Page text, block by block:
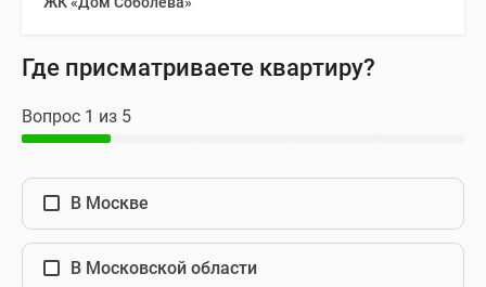
Где присматриваете квартиру?
Вопрос 1 из 5
В Москве
В Московской области